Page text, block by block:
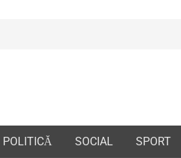
POLITICĂ SOCIAL SPORT